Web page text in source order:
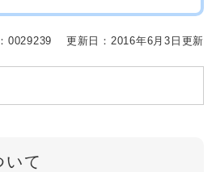
0029239 更新日：2016年6月3日更新
いて